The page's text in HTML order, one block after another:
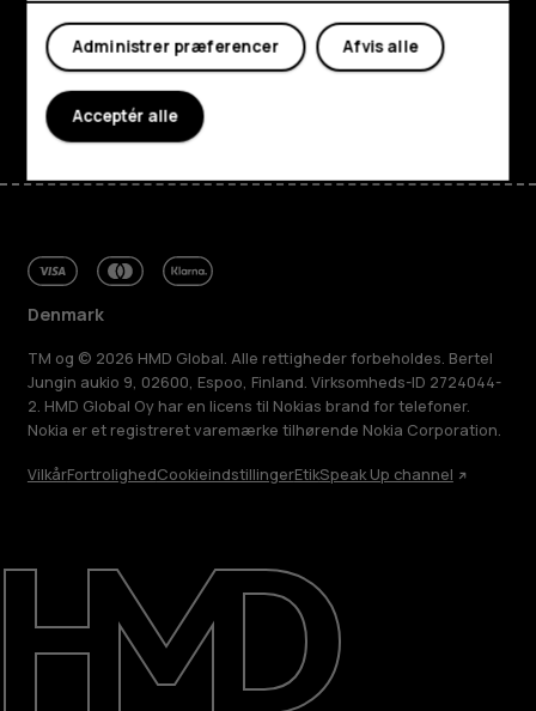
Om
Reparer, genbrug, genanvend
Support
Support
FacebookInstagram
Tiktok
Denmark
TM og © 2026 HMD Global. Alle rettigheder forbeholdes. Bertel
Jungin aukio 9, 02600, Espoo, Finland. Virksomheds-ID 2724044-
2. HMD Global Oy har en licens til Nokias brand for telefoner.
Nokia er et registreret varemærke tilhørende Nokia Corporation.
VilkårFortrolighedCookieindstillingerEtikSpeak Up channel
Afvis alle
Administrer præferencer
Acceptér alle